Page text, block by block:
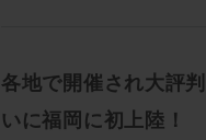
各地で開催され大評
いに福岡に初上陸！